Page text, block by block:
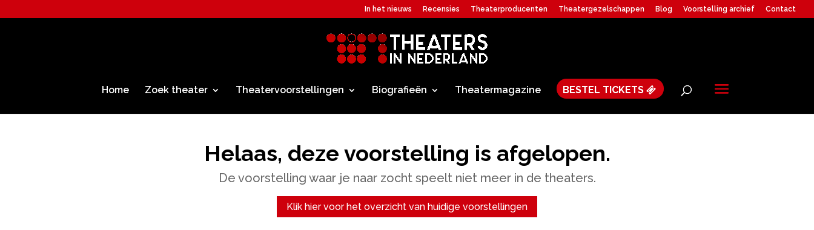
In het nieuws Recensies Theaterproducenten Theatergezelschappen Blog Voorstelling archief Contact
Home Zoek theater Theatervoorstellingen Biografieën Theatermagazine BESTEL TICKETS
Helaas, deze voorstelling is afgelopen.
De voorstelling waar je naar zocht speelt niet meer in de theaters.
Klik hier voor het overzicht van huidige voorstellingen